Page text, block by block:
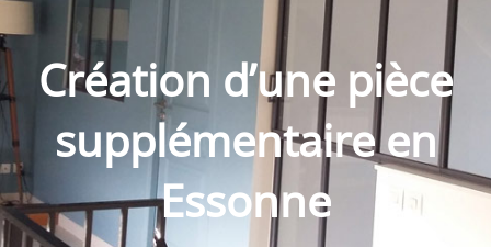
Création d’une pièce
supplémentaire en
Essonne